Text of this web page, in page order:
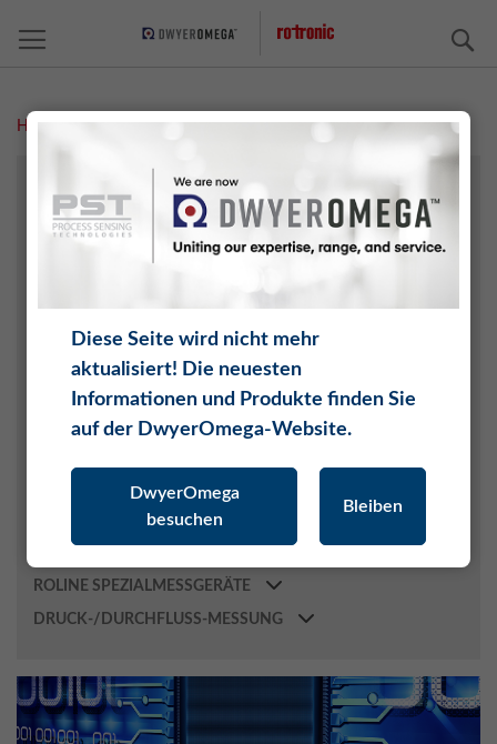
Home Measurement Solutions Software
TEMPERATUR
ROLINE SPEZIALMESSGERÄTE
DRUCK-/DURCHFLUSS-MESSUNG
Diese Seite wird nicht mehr
aktualisiert! Die neuesten
Informationen und Produkte finden Sie
auf der DwyerOmega-Website.
DwyerOmega
besuchen
Bleiben